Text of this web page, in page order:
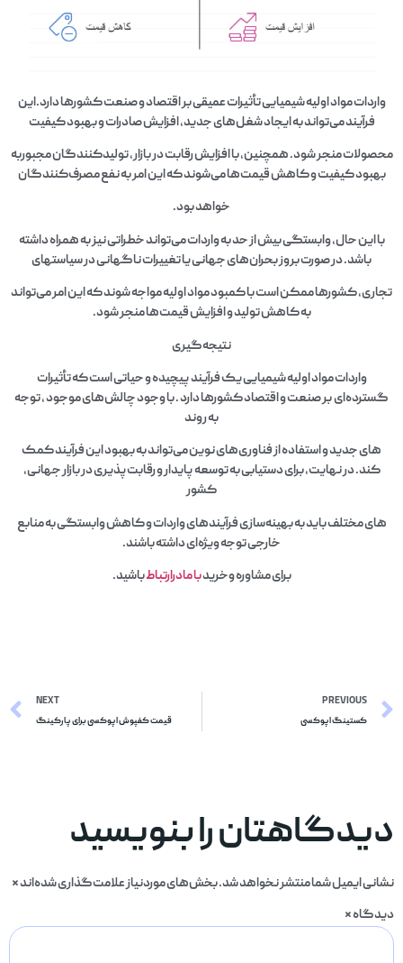
واردات مواد اولیه شیمیایی تأثیرات عمیقی بر اقتصاد و صنعت کشورها دارد.این
فرآیند می‌تواند به ایجاد شغل‌های جدید، افزایش صادرات و بهبود کیفیت
محصولات منجر شود. همچنین، با افزایش رقابت در بازار، تولیدکنندگان مجبوربه
بهبود کیفیت و کاهش قیمت‌ها می‌شوند که این امر به نفع مصرف‌کنندگان
خواهد بود.
با این حال، وابستگی بیش از حد به واردات می‌تواند خطراتی نیز به همراه داشته
باشد. در صورت بروز بحران‌های جهانی یا تغییرات ناگهانی در سیاستهای
تجاری، کشورها ممکن است با کمبود مواد اولیه مواجه شوند که این امر می‌تواند
به کاهش تولید و افزایش قیمت‌ها منجر شود.
نتیجه‌گیری
واردات مواد اولیه شیمیایی یک فرآیند پیچیده و حیاتی است که تأثیرات
گسترده‌ای بر صنعت و اقتصاد کشورها دارد . با وجود چالش‌های موجود ، توجه
به روند
های جدید و استفاده از فناوری‌های نوین می‌تواند به بهبود این فرآیند کمک
کند. در نهایت، برای دستیابی به توسعه پایدار و رقابت‌پذیری در بازار جهانی،
کشور
های مختلف باید به بهینه‌سازی فرآیندهای واردات و کاهش وابستگی به منابع
خارجی توجه ویژه‌ای داشته باشند.
برای مشاوره وخریدبا مادرارتباطباشید.
PREVIOUS
کستینگ اپوکسی
NEXT
قیمت کفپوش اپوکسی برای پارکینگ
دیدگاهتان را بنویسید
نشانی ایمیل شما منتشر نخواهد شد.بخش‌های موردنیاز علامت‌گذاری شده‌اند*
دیدگاه*